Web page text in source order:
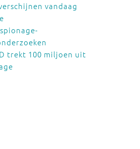
vandaag
trekt 100 miljoen uit